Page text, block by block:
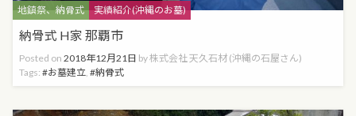
Categories
地鎮祭、納骨式 実績紹介(沖縄のお墓)
納骨式 H家 那覇市
Posted on 2018年12月21日 by株式会社 天久石材 (沖縄の石屋さん)
Tags:
お墓建立 納骨式